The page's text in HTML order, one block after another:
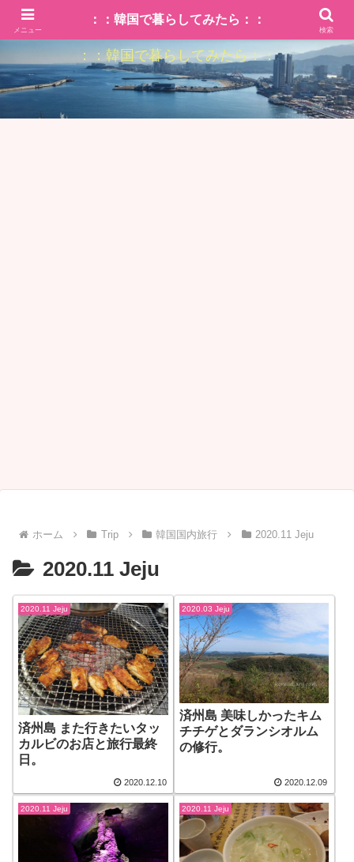
：：韓国で暮らしてみたら：：
ホーム Trip 韓国国内旅行 2020.11 Jeju
2020.11 Jeju
2020.11 Jeju
済州島 また行きたいタッ
カルビのお店と旅行最終
日。
2020.12.10
2020.03 Jeju
済州島 美味しかったキム
チチゲとダランシオルム
の修行。
2020.12.09
2020.11 Jeju 2020.11 Jeju
メニュー
：：韓国で暮らしてみたら：：
検索